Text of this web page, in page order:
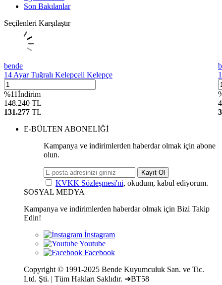
Son Bakılanlar
Seçilenleri Karşılaştır
bende
14 Ayar Tuğralı Kelepçeli Kelepçe
%11İndirim
148.240 TL
131.277 TL
E-BÜLTEN ABONELİĞİ
Kampanya ve indirimlerden haberdar olmak için abone
olun.
Kayıt Ol
KVKK Sözleşmesi'ni, okudum, kabul ediyorum.
SOSYAL MEDYA
Kampanya ve indirimlerden haberdar olmak için Bizi Takip
Edin!
Copyright © 1991-2025 Bende Kuyumculuk San. ve Tic.
Ltd. Şti. | Tüm Hakları Saklıdır. ➔BT58